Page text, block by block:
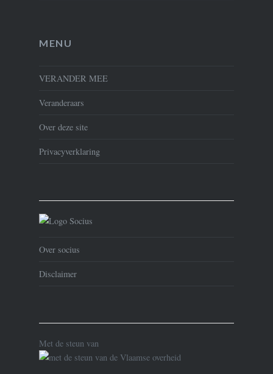
MENU
VERANDER MEE
Veranderaars
Over deze site
Privacyverklaring
Over socius
Disclaimer
Met de steun van